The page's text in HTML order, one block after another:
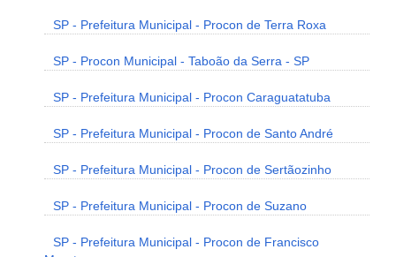
SP - Prefeitura Municipal - Procon de Terra Roxa
SP - Procon Municipal - Taboão da Serra - SP
SP - Prefeitura Municipal - Procon Caraguatatuba
SP - Prefeitura Municipal - Procon de Santo André
SP - Prefeitura Municipal - Procon de Sertãozinho
SP - Prefeitura Municipal - Procon de Suzano
SP - Prefeitura Municipal - Procon de Francisco